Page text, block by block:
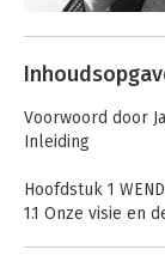
Blij(f) wendbaar
Van Sluimeren
Sprankelen
Andere
Voorwoord door
Inleiding
Hoofdstuk 1
1.1 Onze visie en